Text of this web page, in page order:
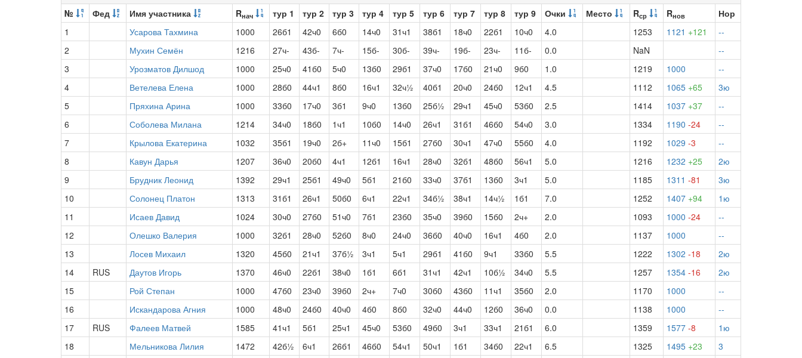
№ Фед Имя участника Rнач тур 1 тур 2 тур 3 тур 4 тур 5 тур 6 тур 7 тур 8 тур 9 Очки Место Rср Rнов
Нор
1
Усарова Тахмина 1000 26б1 42ч0 6б0 14ч0 31ч1 38б1 18ч0 22б1 10ч0 4.0 1253 1121 +121
--
2
Мухин Семён 1216 27ч- 43б- 7ч- 15б- 30б- 39ч- 19б- 23ч- 11б- 0.0 NaN
--
3
Урозматов Дилшод 1000 25ч0 41б0 5ч0 13б0 29б1 37ч0 17б0 21ч0 9б0 1.0 1219 1000
--
4
Ветелева Елена 1000 28б0 44ч1 8б0 16ч1 32ч½ 40б1 20ч0 24б0 12ч1 4.5 1112 1065 +65
3ю
5
Пряхина Арина 1000 33б0 17ч0 3б1 9ч0 13б0 25б½ 29ч1 45ч0 53б0 2.5 1414 1037 +37
--
6
Соболева Милана 1214 34ч0 18б0 1ч1 10б0 14ч0 26ч1 31б1 46б0 54ч0 3.0 1334 1190 -24
--
7
Крылова Екатерина 1032 35б1 19ч0 2б+ 11ч0 15б1 27б0 30ч1 47ч0 55б0 4.0 1192 1029 -3
--
8
Кавун Дарья 1207 36ч0 20б0 4ч1 12б1 16ч1 28ч0 32б1 48б0 56ч1 5.0 1216 1232 +25
2ю
9
Брудник Леонид 1392 29ч1 25б1 49ч0 5б1 21б0 33ч0 37б1 13б0 3ч1 5.0 1185 1311 -81
3ю
10
Солонец Платон 1313 31б1 26ч1 50б0 6ч1 22ч1 34б½ 38ч1 14ч½ 1б1 7.0 1252 1407 +94
1ю
11
Исаев Давид 1024 30ч0 27б0 51ч0 7б1 23б0 35ч0 39б0 15б0 2ч+ 2.0 1093 1000 -24
--
12
Олешко Валерия 1000 32б1 28ч0 52б0 8ч0 24ч0 36б0 40ч0 16ч1 4б0 2.0 1137 1000
--
13
Лосев Михаил 1320 45б0 21ч1 37б½ 3ч1 5ч1 29б1 41б0 9ч1 33б0 5.5 1222 1302 -18
2ю
14
RUS Даутов Игорь 1370 46ч0 22б1 38ч0 1б1 6б1 31ч1 42ч1 10б½ 34ч0 5.5 1257 1354 -16
2ю
15
Рой Степан 1000 47б0 23ч0 39б0 2ч+ 7ч0 30б0 43б0 11ч1 35б0 2.0 1170 1000
--
16
Искандарова Агния 1000 48ч0 24б0 40ч0 4б0 8б0 32ч0 44ч0 12б0 36ч0 0.0 1138 1000
--
17
RUS Фалеев Матвей 1585 41ч1 5б1 25ч1 45ч0 53б0 49б0 3ч1 33ч1 21б1 6.0 1359 1577 -8
1ю
18
Мельникова Лилия 1472 42б½ 6ч1 26б1 46б0 54ч1 50ч1 1б1 34б0 22ч1 6.5 1325 1495 +23
3